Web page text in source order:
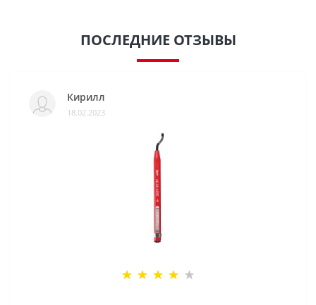
ПОСЛЕДНИЕ ОТЗЫВЫ
Кирилл
18.02.2023